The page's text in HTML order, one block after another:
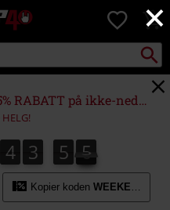
×
Alternativ
mote
0
Søk
på ikke-nedsatte varer!*
4
4 3
4
3 5
0
5 4
5
4
6
5
Kopier koden WEEKEND